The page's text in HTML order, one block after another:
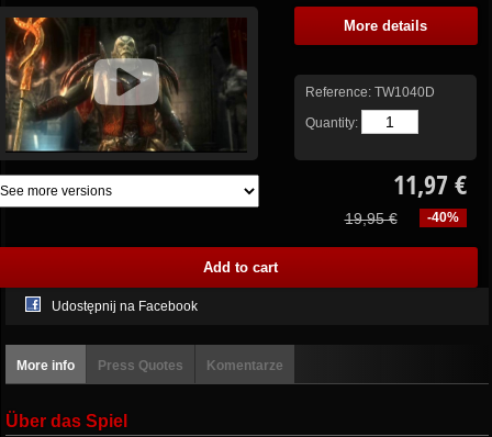
More details
Reference: TW1040D
Quantity:
11,97 €
-40%
19,95 €
Udostępnij na Facebook
More info Press Quotes Komentarze
Über das Spiel